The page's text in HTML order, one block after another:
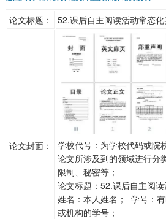
论文标题： 52.课后自主阅读活动常态
论文封面：
学校代号：为学校代码或院
论文所涉及到的领域进行分
限制、秘密等；
论文标题：52.课后自主阅
姓名：本人姓名； 学号：
或机构的学号；